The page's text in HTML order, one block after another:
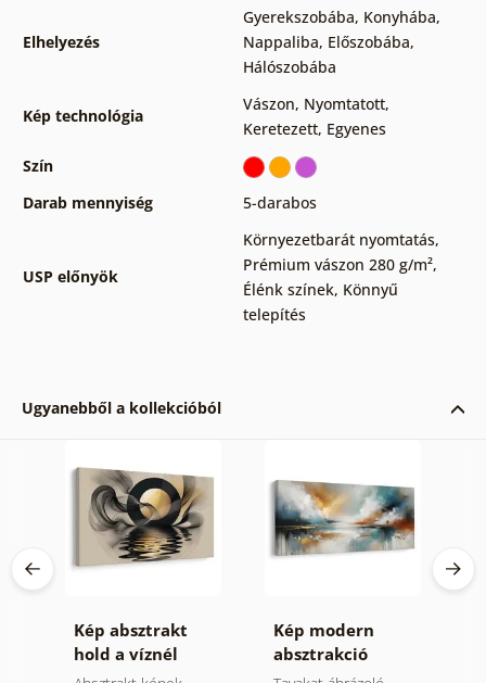
Elhelyezés
Gyerekszobába, Konyhába,
Nappaliba, Előszobába,
Hálószobába
Kép technológia
Vászon, Nyomtatott,
Keretezett, Egyenes
Szín
Darab mennyiség
5-darabos
USP előnyök
Környezetbarát nyomtatás,
Prémium vászon 280 g/m²,
Élénk színek, Könnyű
telepítés
Ugyanebből a kollekcióból
Kép absztrakt
hold a víznél
Kép modern
absztrakció
természettel